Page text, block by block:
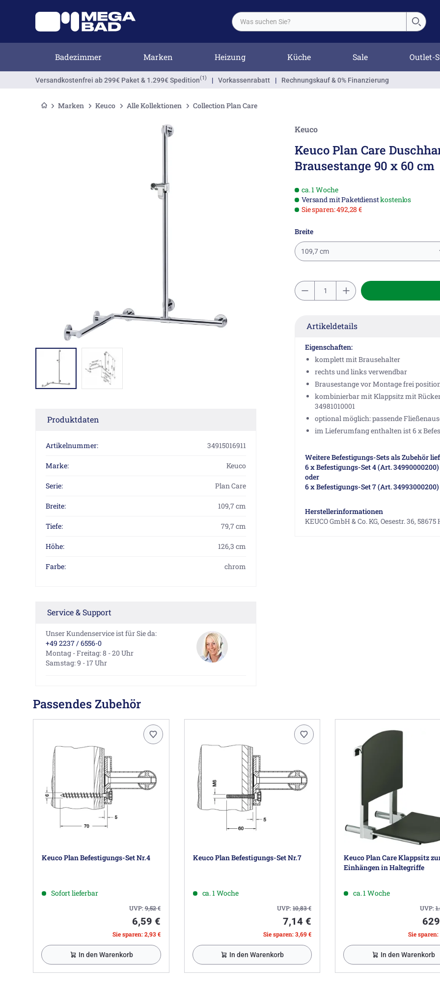
Badezimmer Marken Heizung Küche Sale Outlet-
Versandkostenfrei ab 299€ Paket & 1.299€ Spedition(1) | Vorkassenrabatt | Rechnungskauf & 0% Finanzierung
Marken Keuco Alle Kollektionen Collection Plan Care
Produktdaten
Artikelnummer: 34915016911
Marke: Keuco
Serie: Plan Care
Breite: 109,7 cm
Tiefe: 79,7 cm
Höhe: 126,3 cm
Farbe: chrom
Service & Support
Unser Kundenservice ist für Sie da:
+49 2237 / 6556-0
Montag - Freitag: 8 - 20 Uhr
Samstag: 9 - 17 Uhr
Keuco
Keuco Plan Care
Brausestange 90 x 60 cm
ca. 1 Woche
Versand mit Paketdienstkostenlos
Sie sparen: 492,28 €
Breite
109,7 cm
Artikeldetails
Eigenschaften:
komplett mit Brausehalter
rechts und links verwendbar
Brausestange vor Montage frei
kombinierbar mit Klappsitz mit
34981010001
optional möglich: passende
im Lieferumfang enthalten ist 6 x
Weitere Befestigungs-Sets als Zubehör
6 x Befestigungs-Set 4 (Art. 34990000200)
oder
6 x Befestigungs-Set 7 (Art. 34993000200)
Herstellerinformationen
KEUCO GmbH & Co. KG, Oesestr. 36,
Passendes Zubehör
Keuco Plan Befestigungs-Set Nr.4
Sofort lieferbar
UVP:9,52€
6,59 €
Sie sparen: 2,93 €
In den Warenkorb
Keuco Plan Befestigungs-Set Nr.7
ca. 1 Woche
UVP:10,83€
7,14 €
Sie sparen: 3,69 €
In den Warenkorb
Keuco Plan Care Klappsitz
Einhängen in Haltegriffe
ca. 1 Woche
UVP:
Sie sparen:
In den Warenkorb